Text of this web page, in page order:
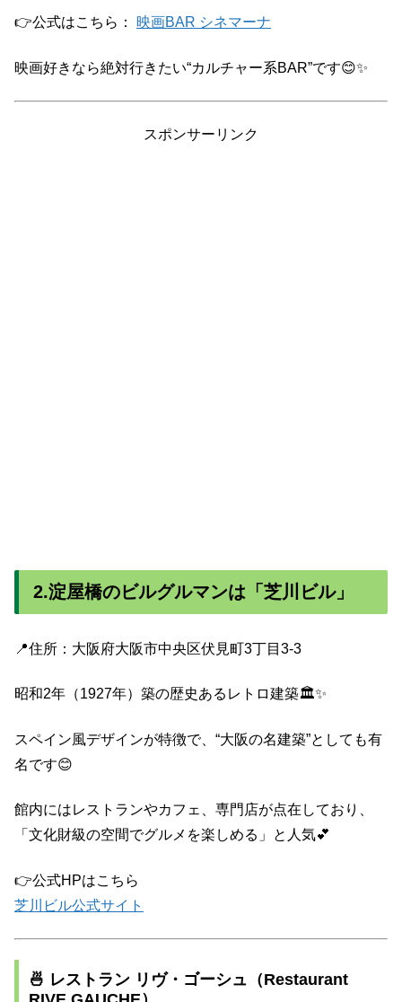
👉公式はこちら： 映画BAR シネマーナ
映画好きなら絶対行きたい“カルチャー系BAR”です😊✨
スポンサーリンク
2.淀屋橋のビルグルマンは「芝川ビル」
📍住所：大阪府大阪市中央区伏見町3丁目3-3
昭和2年（1927年）築の歴史あるレトロ建築🏛️✨
スペイン風デザインが特徴で、“大阪の名建築”としても有
名です😊
館内にはレストランやカフェ、専門店が点在しており、
「文化財級の空間でグルメを楽しめる」と人気💕
👉公式HPはこちら
芝川ビル公式サイト
🍜 レストラン リヴ・ゴーシュ（Restaurant